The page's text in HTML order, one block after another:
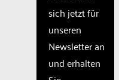
needs
to
setup
the
site
with
sich jetzt für
unseren
Newsletter an
und erhalten